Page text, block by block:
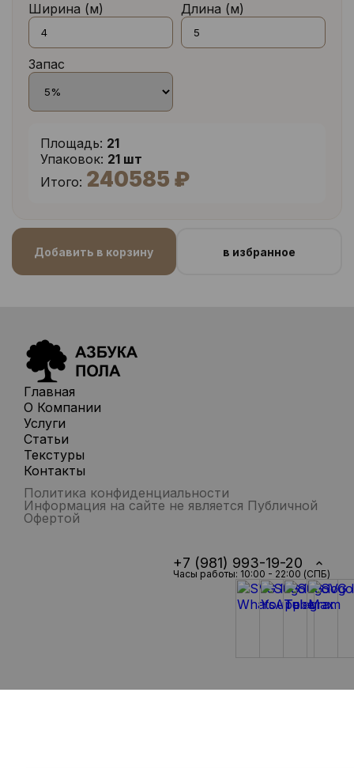
Ширина (м) Длина (м)
Запас
Площадь: 21
Упаковок: 21 шт
Итого: 240585 ₽
Добавить в корзину в избранное
Главная
О Компании
Услуги
Статьи
Текстуры
Контакты
Политика конфиденциальности
Информация на сайте не является Публичной
Офертой
+7 (981) 993-19-20
Часы работы: 10:00 - 22:00 (СПБ)